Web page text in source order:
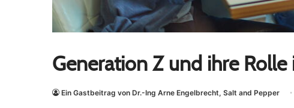
Generation Z und ihre
Ein Gastbeitrag von Dr.-Ing Arne Engelbrecht, Salt and Pepper